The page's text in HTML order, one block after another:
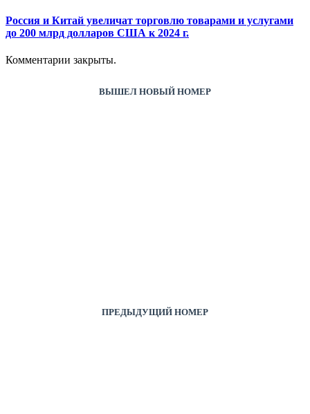
Россия и Китай увеличат торговлю товарами и услугами
до 200 млрд долларов США к 2024 г.
Комментарии закрыты.
ВЫШЕЛ НОВЫЙ НОМЕР
ПРЕДЫДУЩИЙ НОМЕР